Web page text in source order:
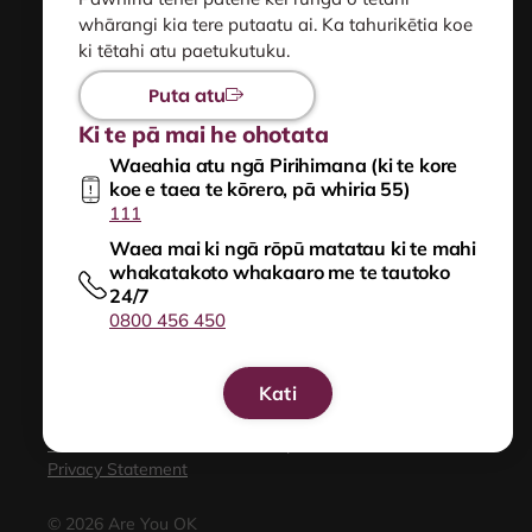
whārangi kia tere putaatu ai. Ka tahurikētia koe
ki tētahi atu paetukutuku.
Puta atu
Ki te pā mai he ohotata
Waeahia atu ngā Pirihimana (ki te kore
koe e taea te kōrero, pā whiria 55)
111
Waea mai ki ngā rōpū matatau ki te mahi
whakatakoto whakaaro me te tautoko
24/7
0800 456 450
Kati
Tiki āwhina ināianei
Sitemap
Ngā āwhina mā te hunga e noho pa-pouri ana kei te
whakamataku, kei te whakamamae rānei i ētahi
NZ Relay
Te whakamahi haumaru i tēnei paetukutuku
Privacy Statement
© 2026 Are You OK